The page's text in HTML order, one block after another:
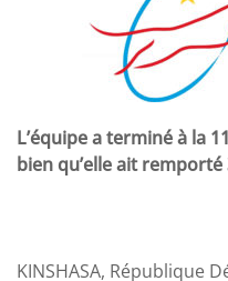
L’équipe a terminé à la
bien qu’elle ait
KINSHASA, République